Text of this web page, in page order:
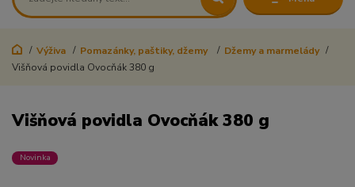
Výživa Pomazánky, paštiky, džemy
Džemy a marmelády
Višňová povidla Ovocňák 380 g
Višňová povidla Ovocňák 380 g
Novinka